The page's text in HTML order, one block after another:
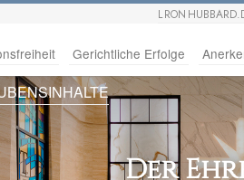
L RON
Gerichtliche Erfolge
Der